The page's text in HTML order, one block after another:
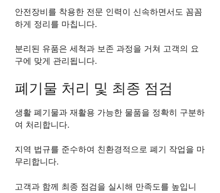
안전장비를 착용한 전문 인력이 신속하면서도 꼼꼼
하게 정리를 마칩니다.
분리된 유품은 세척과 보존 과정을 거쳐 고객의 요
구에 맞게 관리됩니다.
폐기물 처리 및 최종 점검
생활 폐기물과 재활용 가능한 물품을 정확히 구분하
여 처리합니다.
지역 법규를 준수하여 친환경적으로 폐기 작업을 마
무리합니다.
고객과 함께 최종 점검을 실시해 만족도를 높입니